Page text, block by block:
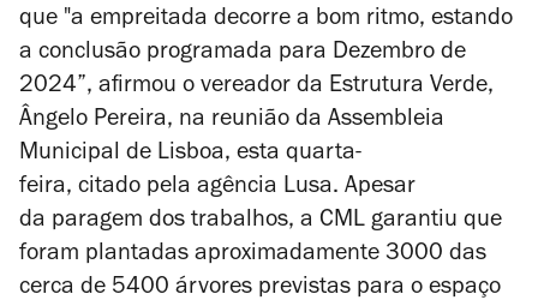
que "a empreitada decorre a bom ritmo, estando
a conclusão programada para Dezembro de
2024”, afirmou o vereador da Estrutura Verde,
Ângelo Pereira, na reunião da Assembleia
Municipal de Lisboa, esta quarta-
feira, citado pela agência Lusa. Apesar
da paragem dos trabalhos, a CML garantiu que
foram plantadas aproximadamente 3000 das
cerca de 5400 árvores previstas para o espaço